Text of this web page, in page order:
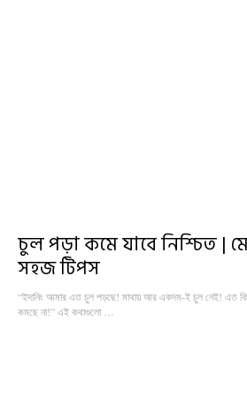
চুল পড়া কমে যাবে নিশ্চিত |
সহজ টিপস
“ইদানিং আমার এত চুল পড়ছে! মাথায় আর একদম-ই চুল নেই! এত
কমছে না!” এই কথাগুলো …